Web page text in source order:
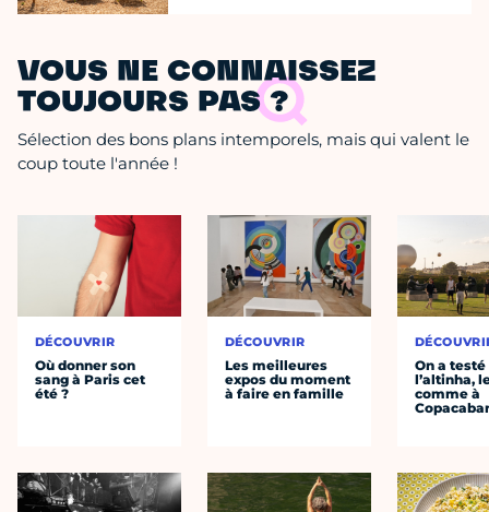
VOUS NE CONNAISSEZ
TOUJOURS PAS ?
Sélection des bons plans intemporels, mais qui valent le
coup toute l'année !
DÉCOUVRIR
Où donner son
sang à Paris cet
été ?
DÉCOUVRIR
Les meilleures
expos du moment
à faire en famille
On a testé
l’altinha,
comme à